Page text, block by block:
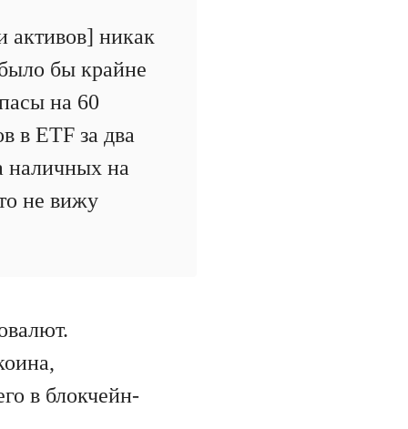
никак
бы крайне
на 60
в ETF за два
наличных на
не вижу
в блокчейн-